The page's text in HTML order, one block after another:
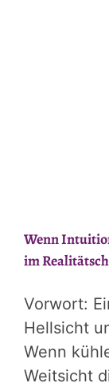
Wenn
im
Vorwort:
Hellsicht
Wenn
Weitsicht